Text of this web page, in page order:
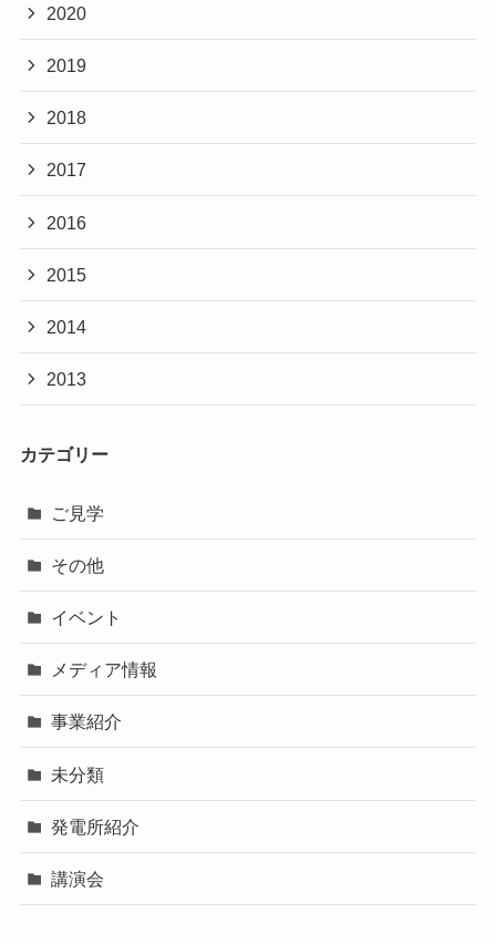
2020
2019
2018
2017
2016
2015
2014
2013
カテゴリー
ご見学
その他
イベント
メディア情報
事業紹介
未分類
発電所紹介
講演会